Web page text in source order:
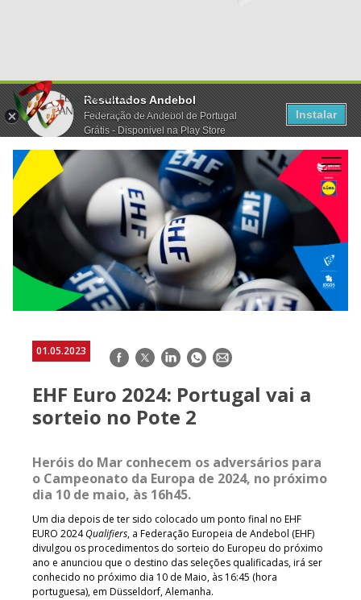
Resultados Andebol
Federação de Andebol de Portugal
Grátis - Disponivel na Play Store
Instalar
01.05.2023 Facebook
TwitterLinkedInWhatsApp
E-
EHF Euro 2024: Portugal vai a
sorteio no Pote 2
Heróis do Mar conhecem os adversários para
o Campeonato da Europa de 2024, no próximo
dia 10 de maio, às 16h45.
Um dia depois de ter sido colocado um ponto final no EHF
EURO 2024Qualifiers, a Federação Europeia de Andebol (EHF)
divulgou os procedimentos do sorteio do Europeu do próximo
ano e anunciou que o destino das seleções qualificadas, irá ser
conhecido no próximo dia 10 de Maio, às 16:45 (hora
portuguesa), em Düsseldorf, Alemanha.